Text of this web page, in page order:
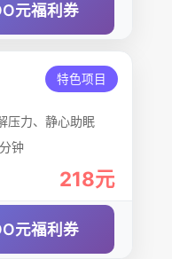
元福利券
特色项目
压力、静心助眠
钟
218元
元福利券